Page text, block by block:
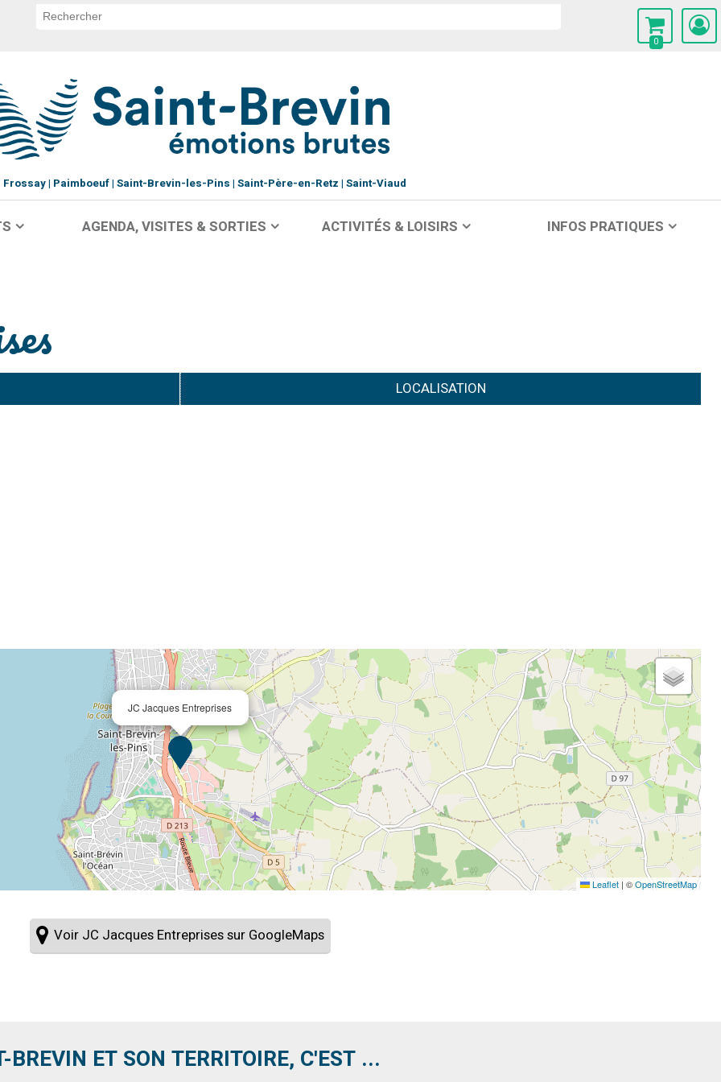
0
Frossay Paimboeuf Saint-Brevin-les-Pins Saint-Père-en-Retz Saint-Viaud
AGENDA, VISITES & SORTIES ACTIVITÉS & LOISIRS INFOS PRATIQUES
LOCALISATION
JC Jacques Entreprises
Leaflet | ©OpenStreetMap
Voir JC Jacques Entreprises sur GoogleMaps
BREVIN ET SON TERRITOIRE, C'EST ...